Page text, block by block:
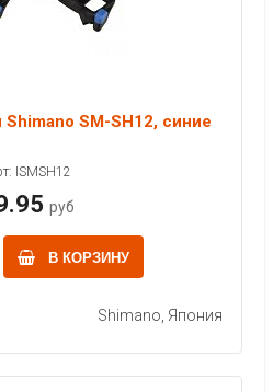
SM-SH12, синие
ISMSH12
руб
В КОРЗИНУ
Shimano, Япония